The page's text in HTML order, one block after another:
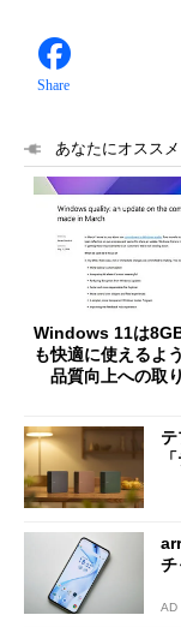
Share
あなたにオススメ
Windows 11は
も快適に使えるよ
品質向上への取
チ
AD